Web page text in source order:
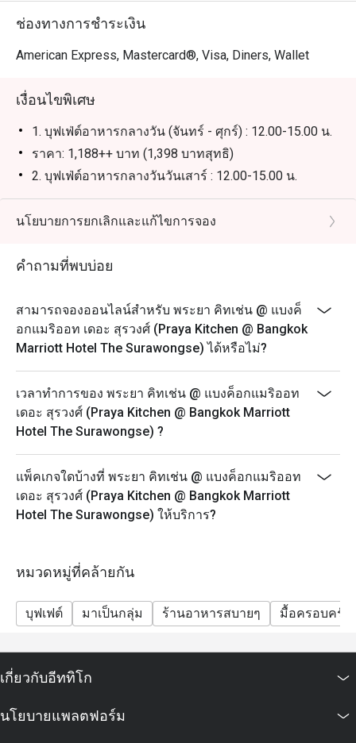
แนะนำสำหรับคนไทย: เป็นตัวเลือกอันดับต้นๆ สำหรับผู้ที่รัก
อาหารทะเลและครอบครัวที่มองหาบุฟเฟต์คุณภาพสูง ครบ
ดื่มที่มีให้เลือกหลากหลาย
แนะนำสำหรับนักท่องเที่ยว: เป็นจุดหมายที่ต้องมาเยือนเพื่อ
สัมผัสประสบการณ์บุฟเฟต์อาหารทะเลที่ยอดเยี่ยมที่สุดแห่ง
หนึ่งใกล้กับย่านสีลมและสุรวงศ์ พร้อมบริการระดับโลกและ
สถานที่ที่สะอาดและเป็นระบบ
การจองผ่านแอปหรือเว็บไซต์ Eatigo เป็นวิธีที่คุ้มค่าที่สุดใน
เพื่อรับส่วนลดพิเศษตามช่วงเวลาสูงสุดถึง 50% สำหรับค่า
ช่องทางการชำระเงิน
American Express, Mastercard®, Visa, Diners, Wallet
เงื่อนไขพิเศษ
1. บุฟเฟ่ต์อาหารกลางวัน (จันทร์ - ศุกร์) : 12.00-15.00 น.
ราคา: 1,188++ บาท (1,398 บาทสุทธิ)
2. บุฟเฟ่ต์อาหารกลางวันวันเสาร์ : 12.00-15.00 น.
บุฟเฟ่ต์นานาชาติ พร้อมไฮไลท์อาหารทะเล เนื้อย่าง รวม
เครื่องดื่มไม่มีแอลกอฮอล์
3. บรันช์วันอาทิตย์ : 12.00-15.00 น.
อาหารจานเด่นจากร้านอาหารอื่นๆ ในโรงแรม รวมถึง
เครื่องดื่มไม่มีแอลกอฮอล์
ราคา: 2,188++ บาท (สุทธิ 2,575 บาท)
บุฟเฟ่ต์นานาชาติ พร้อมไฮไลท์อาหารทะเล เนื้อย่าง และ
อาหารไทยจานเด่น รวมถึงเครื่องดื่มไม่มีแอลกอฮอล์
ราคา: 2,088++ บาท (สุทธิ 2,458 บาท)
สิทธิพิเศษสำหรับเจ้าของวันเกิด: รับฟรี! เค้กวันเกิดขนาด
0.5 ปอนด์ เมื่อมาฉลองวันเกิดที่ร้านของเรา
(เงื่อนไข: กรุณาจองล่วงหน้าอย่างน้อย 24 ชั่วโมง และ
ระบุข้อความ "ฉลองวันเกิด" ในรายละเอียดการจอง)
นโยบายการยกเลิกและแก้ไขการจอง
คำถามที่พบบ่อย
สามารถจองออนไลน์สำหรับ พระยา คิทเช่น @ แบงค็
อกแมริออท เดอะ สุรวงศ์ (Praya Kitchen @ Bangkok
Marriott Hotel The Surawongse) ได้หรือไม่?
เวลาทำการของ พระยา คิทเช่น @ แบงค็อกแมริออท
เดอะ สุรวงศ์ (Praya Kitchen @ Bangkok Marriott
Hotel The Surawongse) ?
แพ็คเกจใดบ้างที่ พระยา คิทเช่น @ แบงค็อกแมริออท
เดอะ สุรวงศ์ (Praya Kitchen @ Bangkok Marriott
Hotel The Surawongse) ให้บริการ?
หมวดหมู่ที่คล้ายกัน
บุฟเฟต์ มาเป็นกลุ่ม ร้านอาหารสบายๆ มื้อครอบครัว
เกี่ยวกับอีททิโก
นโยบายแพลตฟอร์ม